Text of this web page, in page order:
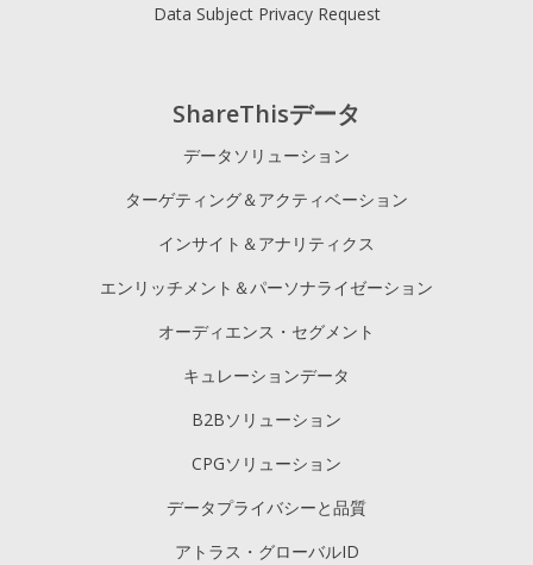
ShareThisデータ
データソリューション
ターゲティング＆アクティベーション
インサイト＆アナリティクス
エンリッチメント＆パーソナライゼーション
オーディエンス・セグメント
キュレーションデータ
B2Bソリューション
CPGソリューション
データプライバシーと品質
アトラス・グローバルID
Data Subject Privacy Request